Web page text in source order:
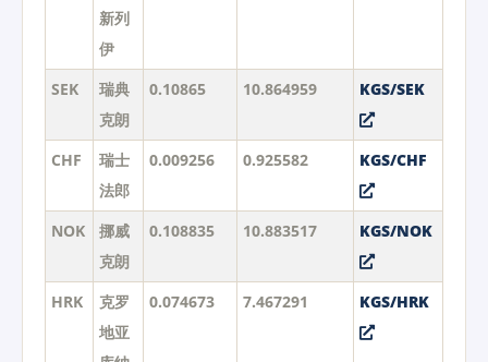
新列
伊
SEK
瑞典
克朗
0.10865 10.864959 KGS/SEK
CHF
瑞士
法郎
0.009256 0.925582 KGS/CHF
NOK
挪威
克朗
0.108835 10.883517 KGS/NOK
HRK
克罗
地亚
0.074673 7.467291 KGS/HRK